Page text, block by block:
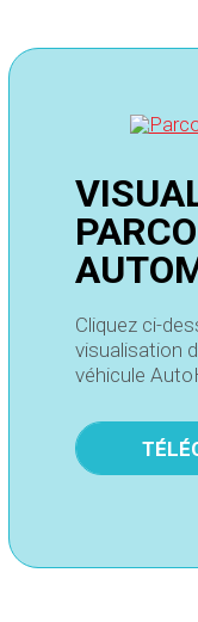
Cliquez ci-
visualisation
véhicule